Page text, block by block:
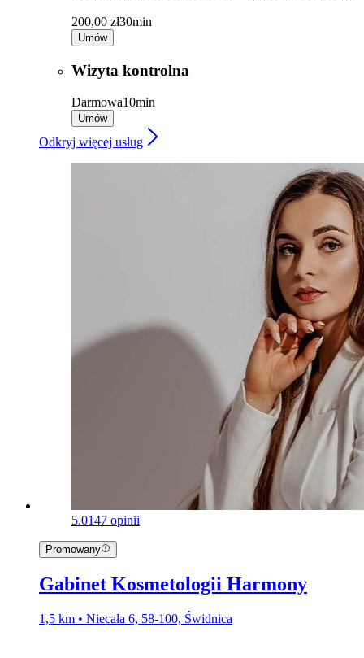
200,00 zł30min
Umów
Wizyta kontrolna
Darmowa10min
Umów
Odkryj więcej usług
5.0147 opinii
Promowany
Gabinet Kosmetologii Harmony
1,5 km • Niecała 6, 58-100, Świdnica